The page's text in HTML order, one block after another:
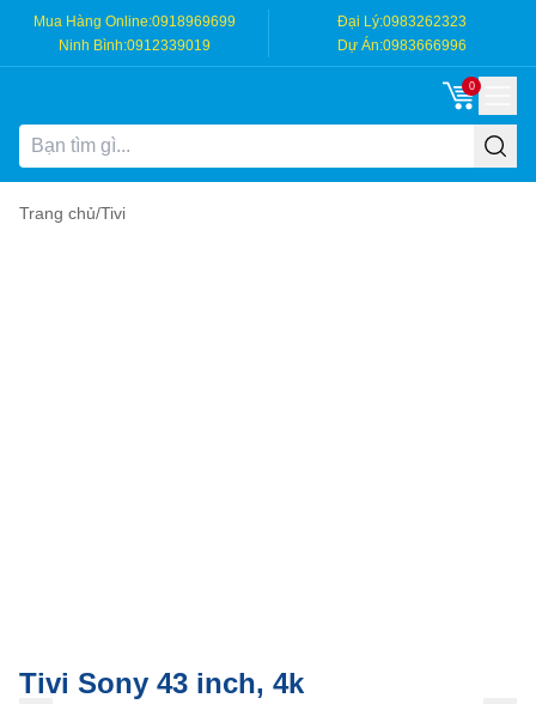
Mua Hàng Online:0918969699 Đại Lý:0983262323
Ninh Bình:0912339019 Dự Án:0983666996
0
Trang chủ/Tivi
Tivi Sony 43 inch, 4k